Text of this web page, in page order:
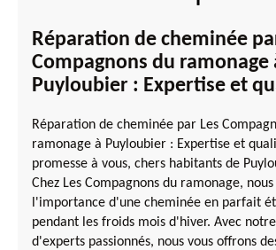
Réparation de cheminée
Compagnons du ramonage
Puyloubier : Expertise et
Réparation de cheminée par Les
ramonage à Puyloubier : Expertise et
promesse à vous, chers habitants de
Chez Les Compagnons du ramonage,
l'importance d'une cheminée en parfait
pendant les froids mois d'hiver. Avec
d'experts passionnés, nous vous offrons